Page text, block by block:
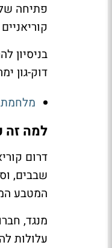
פתיחה
בניסיון
דוק-גון
מלחמת
למה זה
דרום
שבבים,
המטבע
מנגד,
עלולות